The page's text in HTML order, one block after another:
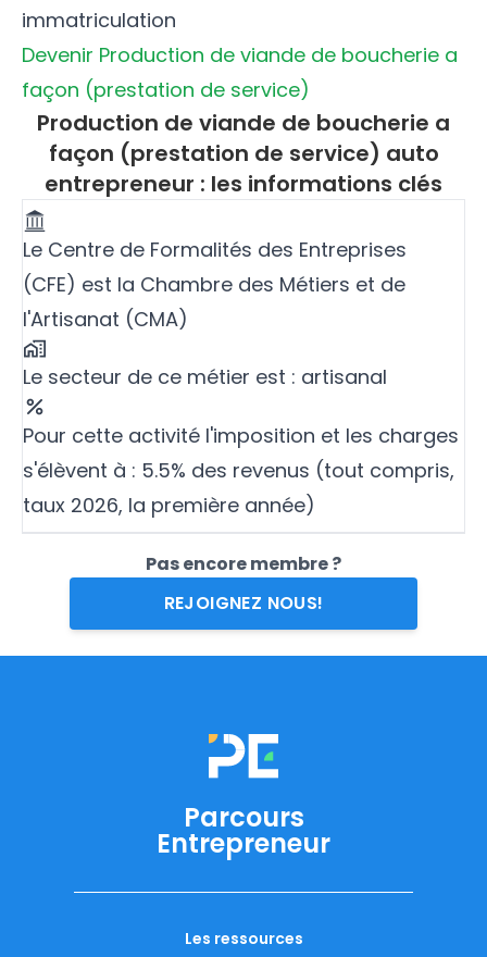
immatriculation
Devenir Production de viande de boucherie a
façon (prestation de service)
Production de viande de boucherie a
façon (prestation de service) auto
entrepreneur : les informations clés
Le Centre de Formalités des Entreprises
(CFE) est la Chambre des Métiers et de
l'Artisanat (CMA)
Le secteur de ce métier est : artisanal
Pour cette activité l'imposition et les charges
s'élèvent à : 5.5% des revenus (tout compris,
taux 2026, la première année)
Pas encore membre ?
REJOIGNEZ NOUS!
Parcours
Entrepreneur
Les ressources